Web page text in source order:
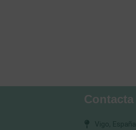
Contacta
Vigo, España